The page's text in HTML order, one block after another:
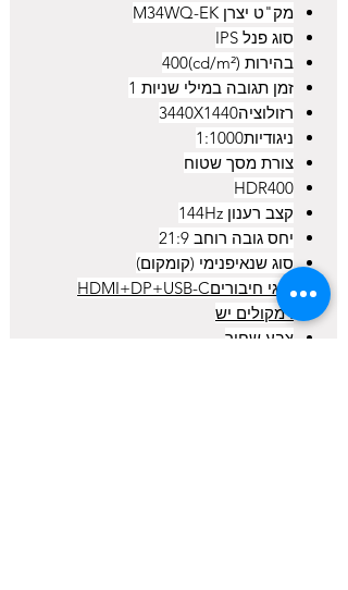
מק"ט יצרן M34WQ-EK
סוג פנל IPS
בהירות (cd/m²)400
זמן תגובה במילי שניות 1
רזולוציה3440X1440
ניגודיות1:1000
צורת מסך שטוח
HDR400
קצב רענון 144Hz
יחס גובה רוחב 21:9
סוג שנאיפנימי (קומקום)
סוגי חיבוריםHDMI+DP+USB-C
רמקולים יש
צבע שחור